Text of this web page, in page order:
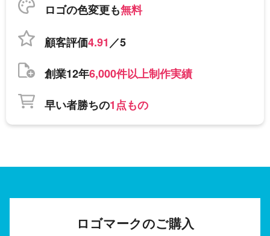
ロゴの色変更も無料
顧客評価4.91／5
創業12年6,000件以上制作実績
早い者勝ちの1点もの
ロゴマークのご購入